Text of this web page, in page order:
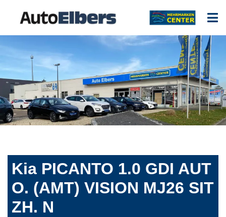
Kia PICANTO 1.0 GDI AUT
O. (AMT) VISION MJ26 SIT
ZH. N